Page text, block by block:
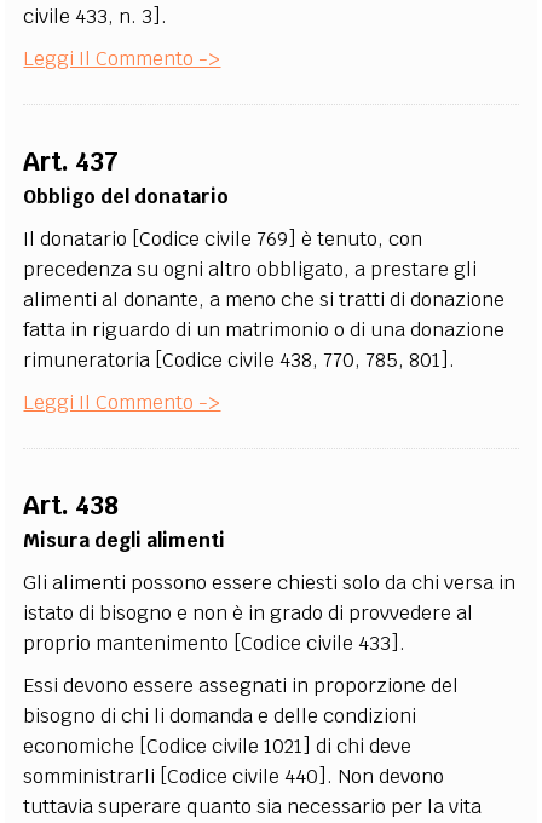
civile 433, n. 3].
Leggi Il Commento ->
Art. 437
Obbligo del donatario
Il donatario [Codice civile 769] è tenuto, con
precedenza su ogni altro obbligato, a prestare gli
alimenti al donante, a meno che si tratti di donazione
fatta in riguardo di un matrimonio o di una donazione
rimuneratoria [Codice civile 438, 770, 785, 801].
Leggi Il Commento ->
Art. 438
Misura degli alimenti
Gli alimenti possono essere chiesti solo da chi versa in
istato di bisogno e non è in grado di provvedere al
proprio mantenimento [Codice civile 433].
Essi devono essere assegnati in proporzione del
bisogno di chi li domanda e delle condizioni
economiche [Codice civile 1021] di chi deve
somministrarli [Codice civile 440]. Non devono
tuttavia superare quanto sia necessario per la vita